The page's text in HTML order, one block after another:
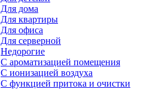
Для дома
Для квартиры
Для офиса
Для серверной
Недорогие
С ароматизацией помещения
С ионизацией воздуха
С функцией притока и очистки